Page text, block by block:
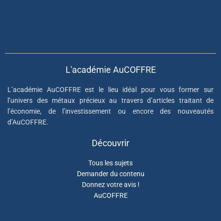
L'académie AuCOFFRE
L’académie AuCOFFRE est le lieu idéal pour vous former sur
l’univers des métaux précieux au travers d’articles traitant de
l’économie, de l’investissement ou encore des nouveautés
d’AuCOFFRE.
Découvrir
Tous les sujets
Demander du contenu
Donnez votre avis !
AuCOFFRE